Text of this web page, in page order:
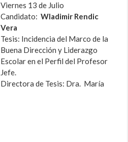
Viernes 13 de Julio
Candidato: Wladimir Rendic
Vera
Tesis: Incidencia del Marco de la
Buena Dirección y Liderazgo
Escolar en el Perfil del Profesor
Jefe.
Directora de Tesis: Dra. María